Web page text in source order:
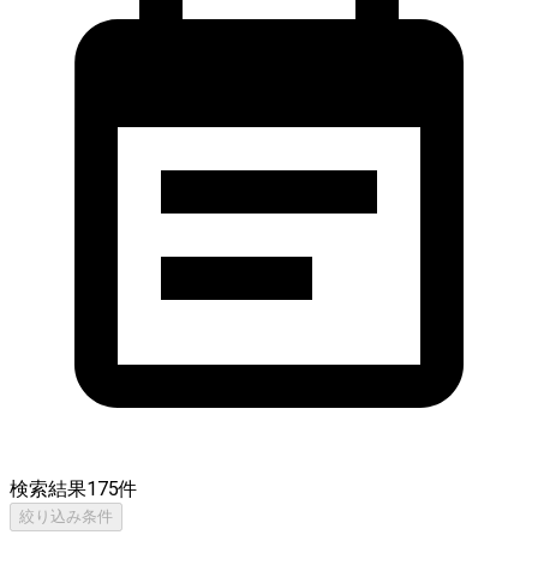
検索結果175件
絞り込み条件